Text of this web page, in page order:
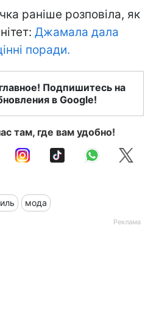
раніше розповіла, як
Джамала дала
поради.
Подпишитесь на
в Google!
там, где вам удобно!
мода